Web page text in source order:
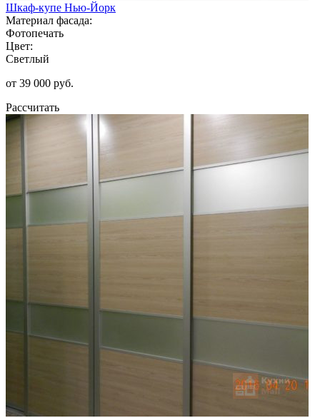
Шкаф-купе Нью-Йорк
Материал фасада:
Фотопечать
Цвет:
Светлый
от 39 000 руб.
Рассчитать